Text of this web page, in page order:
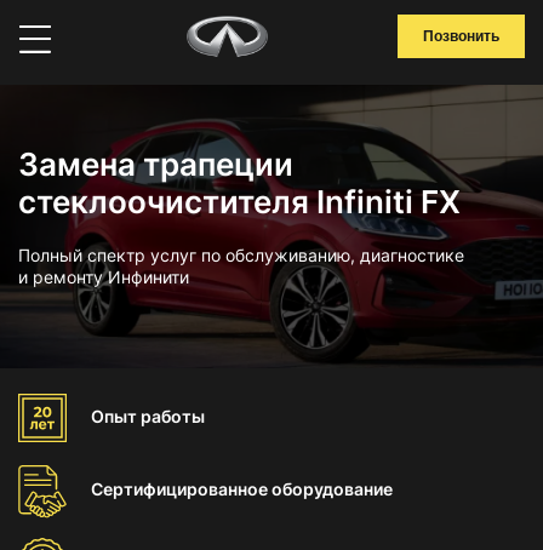
Позвонить
Замена трапеции
стеклоочистителя Infiniti FX
Полный спектр услуг по обслуживанию, диагностике
и ремонту Инфинити
Опыт работы
Сертифицированноеоборудование